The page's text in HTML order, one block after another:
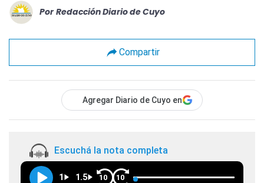
Por Redacción Diario de Cuyo
Compartir
Agregar Diario de Cuyo en
Escuchá la nota completa
1 1.5 10 10